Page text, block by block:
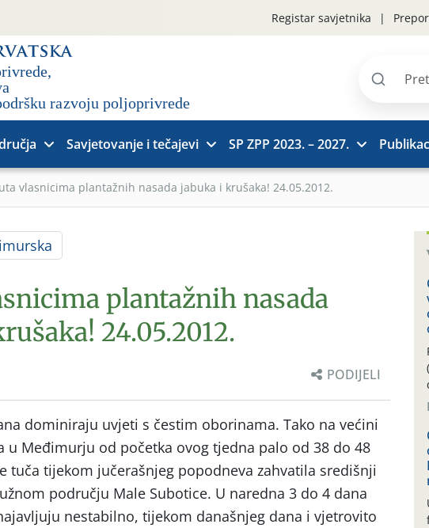
Registar savjetnika
Pretraži
Savjetovanje i tečajevi SP ZPP 2023. – 2027.
vlasnicima plantažnih nasada jabuka i krušaka! 24.05.2012.
plantažnih nasada
24.05.2012.
PODIJELI
dominiraju uvjeti s čestim oborinama. Tako na većini
u Međimurju od početka ovog tjedna palo od 38 do 48
tuča tijekom jučerašnjeg popodneva zahvatila središnji
području Male Subotice. U naredna 3 do 4 dana
nestabilno, tijekom današnjeg dana i vjetrovito